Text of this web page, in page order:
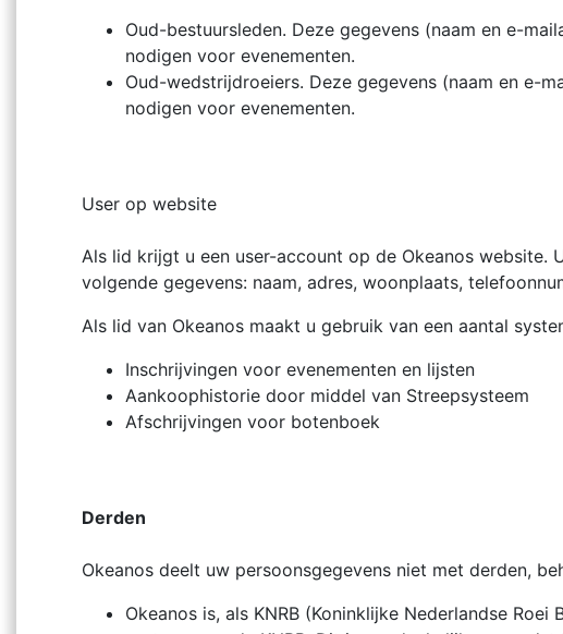
Oud-bestuursleden. Deze gegevens (naam en e-
nodigen voor evenementen.
Oud-wedstrijdroeiers. Deze gegevens (naam en e-
nodigen voor evenementen.
User op website
Als lid krijgt u een user-account op de Okeanos
volgende gegevens: naam, adres, woonplaats,
Als lid van Okeanos maakt u gebruik van een aantal
Inschrijvingen voor evenementen en lijsten
Aankoophistorie door middel van Streepsysteem
Afschrijvingen voor botenboek
Derden
Okeanos deelt uw persoonsgegevens niet met derden,
Okeanos is, als KNRB (Koninklijke Nederlandse